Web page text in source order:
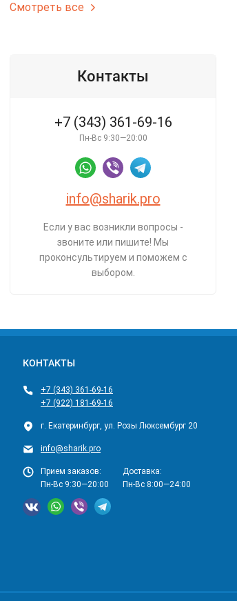
690 ₽
Смотреть все
Контакты
+7 (343) 361-69-16
Пн-Вс 9:30—20:00
info@sharik.pro
Если у вас возникли вопросы -
звоните или пишите! Мы
проконсультируем и поможем с
выбором.
КОНТАКТЫ
+7 (343) 361-69-16
+7 (922) 181-69-16
г. Екатеринбург, ул. Розы Люксембург 20
info@sharik.pro
Прием заказов:
Пн-Вс 9:30—20:00
Доставка:
Пн-Вс 8:00—24:00